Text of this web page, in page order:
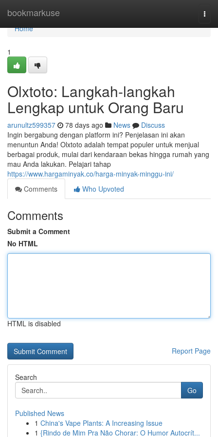
bookmarkuse
Home
Home
1
Olxtoto: Langkah-langkah
Lengkap untuk Orang Baru
arunultz599357 78 days ago News
Discuss
Ingin bergabung dengan platform ini? Penjelasan ini akan
menuntun Anda! Olxtoto adalah tempat populer untuk menjual
berbagai produk, mulai dari kendaraan bekas hingga rumah yang
mau Anda lakukan. Pelajari tahap
https://www.hargaminyak.co/harga-minyak-minggu-ini/
Comments
Who Upvoted
Comments
Submit a Comment
No HTML
HTML is disabled
Report Page
Search
Go
Published News
1 China's Vape Plants: A Increasing Issue
1 {Rindo de Mim Pra Não Chorar: O Humor Autocrít...